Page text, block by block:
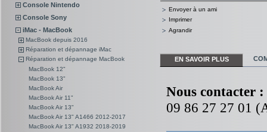
Console Nintendo
Console Sony
iMac - MacBook
MacBook depuis 2016
Réparation et dépannage iMac
Réparation et dépannage MacBook
MacBook 12"
MacBook 13"
MacBook Air
MacBook Air 11"
MacBook Air 13"
MacBook Air 13" A1466 2012-2017
MacBook Air 13" A1932 2018-2019
Envoyer à un ami
Imprimer
Agrandir
EN SAVOIR PLUS
Nous contacter :
09 86 27 27 01